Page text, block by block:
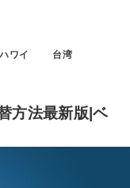
ハワイ 台湾
方法最新版|ベ